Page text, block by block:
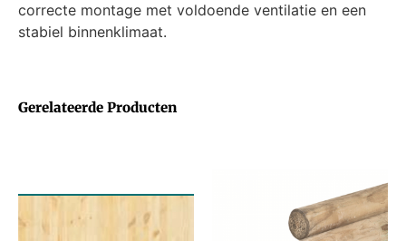
Gerelateerde Producten
correcte montage met voldoende ventilatie en een
stabiel binnenklimaat.